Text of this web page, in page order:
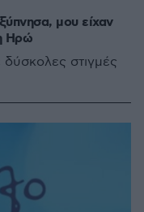
μου είχαν
Ηρώ
στιγμές